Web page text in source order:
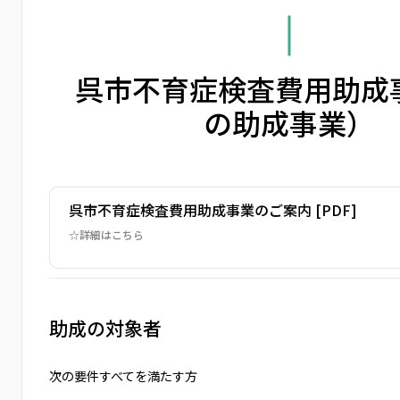
呉市不育症検査費用助成
の助成事業）
呉市不育症検査費用助成事業のご案内 [PDF]
☆詳細はこちら
助成の対象者
次の要件すべてを満たす方